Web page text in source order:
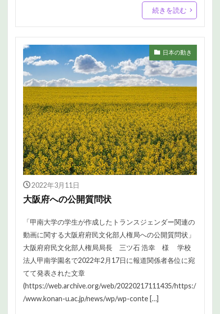
続きを読む
日本の動き
2022年3月11日
大阪府への公開質問状
「甲南大学の学生が作成したトランスジェンダー関連の
動画に関する大阪府府民文化部人権局への公開質問状」
大阪府府民文化部人権局局長 三ツ石 浩幸 様 学校
法人甲南学園名で2022年2月17日に報道関係者各位に宛
てて発表された文章
(https://web.archive.org/web/20220217111435/https:/
/www.konan-u.ac.jp/news/wp/wp-conte […]